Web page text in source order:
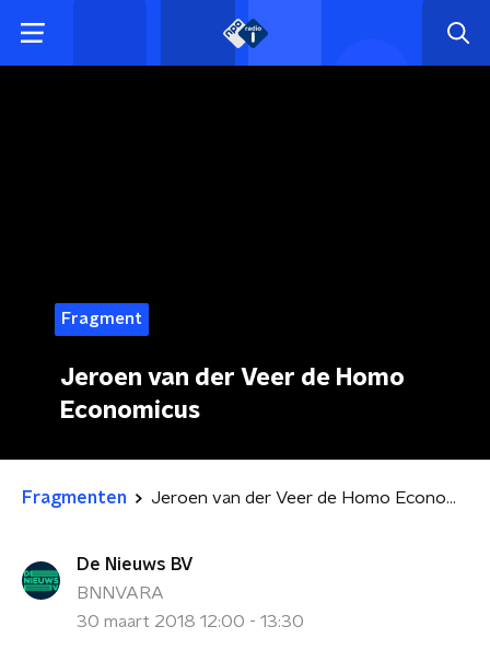
Fragment
Jeroen van der Veer de Homo
Economicus
Fragmenten Jeroen van der Veer de Homo Economicus
De Nieuws BV
BNNVARA
30 maart 2018 12:00 - 13:30